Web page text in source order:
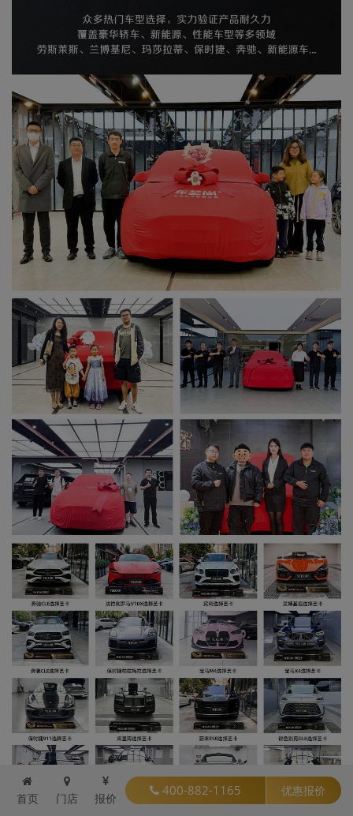
首页 门店 报价
400-882-1165 优惠报价